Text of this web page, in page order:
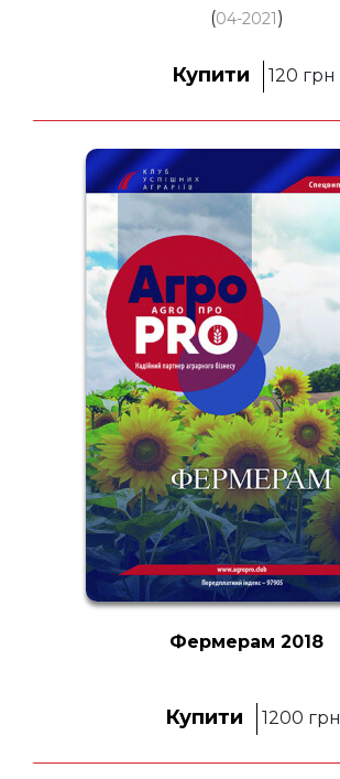
(04-2021)
Купити 120 грн
Фермерам 2018
Купити 1200 грн